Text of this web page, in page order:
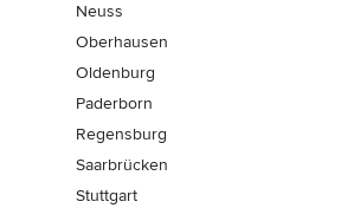
Neuss
Oberhausen
Oldenburg
Paderborn
Regensburg
Saarbrücken
Stuttgart